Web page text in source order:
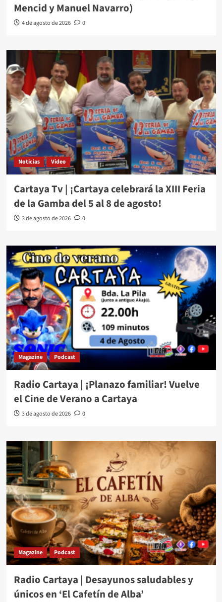
Mencid y Manuel Navarro)
4 de agosto de 2026 0
Noticias Video
Cartaya Tv | ¡Cartaya celebrará la XIII Feria
de la Gamba del 5 al 8 de agosto!
3 de agosto de 2026 0
Magazine Podcast
Radio Cartaya | ¡Planazo familiar! Vuelve
el Cine de Verano a Cartaya
3 de agosto de 2026 0
Magazine Podcast
Radio Cartaya | Desayunos saludables y
únicos en ‘El Cafetín de Alba’